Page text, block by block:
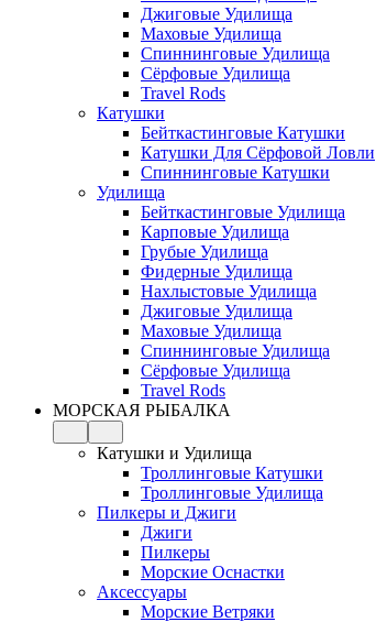
Джиговые Удилища
Маховые Удилища
Спиннинговые Удилища
Сёрфовые Удилища
Travel Rods
Катушки
Бейткастинговые Катушки
Катушки Для Сёрфовой Ловли
Спиннинговые Катушки
Удилища
Бейткастинговые Удилища
Карповые Удилища
Грубые Удилища
Фидерные Удилища
Нахлыстовые Удилища
Джиговые Удилища
Маховые Удилища
Спиннинговые Удилища
Сёрфовые Удилища
Travel Rods
МОРСКАЯ РЫБАЛКА
Катушки и Удилища
Троллинговые Катушки
Троллинговые Удилища
Пилкеры и Джиги
Джиги
Пилкеры
Морские Оснастки
Аксессуары
Морские Ветряки